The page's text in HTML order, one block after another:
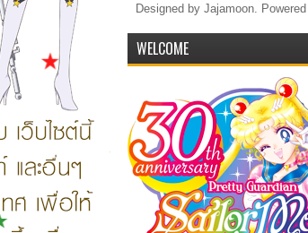
Designed by Jajamoon.
WELCOME